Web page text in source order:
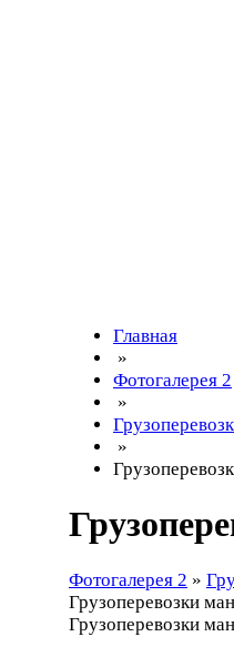
Главная
»
Фотогалерея 2
»
»
Фотогалерея 2 »
Грузоперевозки
Грузоперевозки